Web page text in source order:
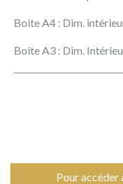
Boite A4 : Dim.
Boite A3 : Dim.
Pour accéder